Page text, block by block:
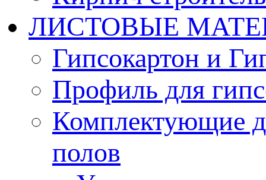
ЛИСТОВЫЕ
Гипсокартон и
Профиль для
Комплектующие
полов